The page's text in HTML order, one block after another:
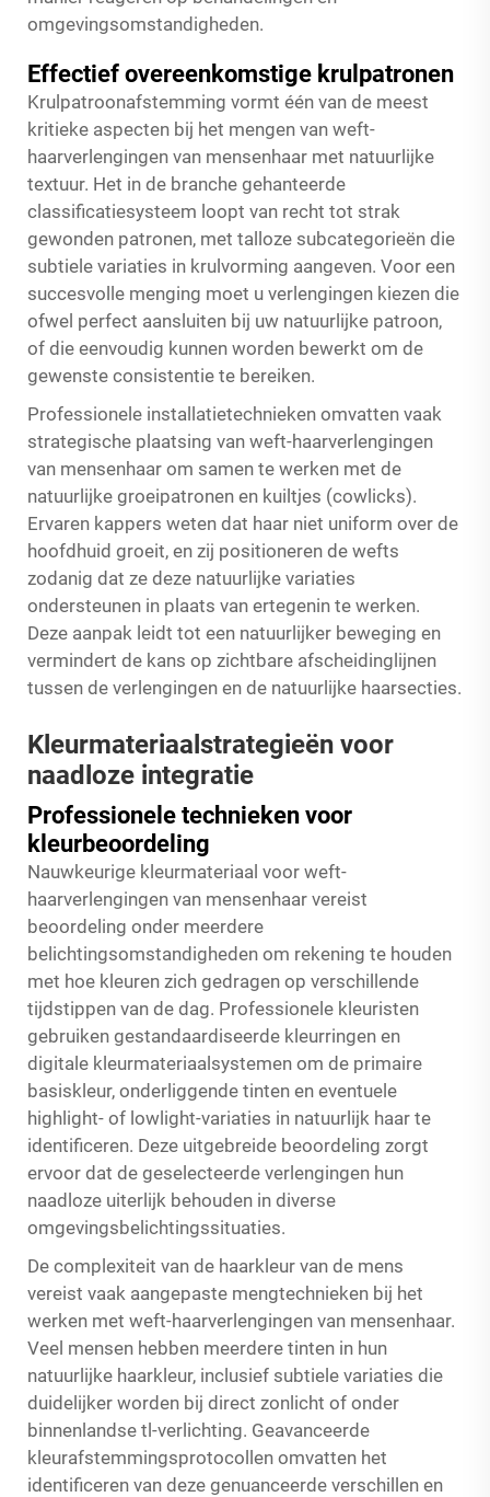
omgevingsomstandigheden.
Effectief overeenkomstige krulpatronen
Krulpatroonafstemming vormt één van de meest
kritieke aspecten bij het mengen van weft-
haarverlengingen van mensenhaar met natuurlijke
textuur. Het in de branche gehanteerde
classificatiesysteem loopt van recht tot strak
gewonden patronen, met talloze subcategorieën die
subtiele variaties in krulvorming aangeven. Voor een
succesvolle menging moet u verlengingen kiezen die
ofwel perfect aansluiten bij uw natuurlijke patroon,
of die eenvoudig kunnen worden bewerkt om de
gewenste consistentie te bereiken.
Professionele installatietechnieken omvatten vaak
strategische plaatsing van weft-haarverlengingen
van mensenhaar om samen te werken met de
natuurlijke groeipatronen en kuiltjes (cowlicks).
Ervaren kappers weten dat haar niet uniform over de
hoofdhuid groeit, en zij positioneren de wefts
zodanig dat ze deze natuurlijke variaties
ondersteunen in plaats van ertegenin te werken.
Deze aanpak leidt tot een natuurlijker beweging en
vermindert de kans op zichtbare afscheidinglijnen
tussen de verlengingen en de natuurlijke haarsecties.
Kleurmateriaalstrategieën voor
naadloze integratie
Professionele technieken voor
kleurbeoordeling
Nauwkeurige kleurmateriaal voor weft-
haarverlengingen van mensenhaar vereist
beoordeling onder meerdere
belichtingsomstandigheden om rekening te houden
met hoe kleuren zich gedragen op verschillende
tijdstippen van de dag. Professionele kleuristen
gebruiken gestandaardiseerde kleurringen en
digitale kleurmateriaalsystemen om de primaire
basiskleur, onderliggende tinten en eventuele
highlight- of lowlight-variaties in natuurlijk haar te
identificeren. Deze uitgebreide beoordeling zorgt
ervoor dat de geselecteerde verlengingen hun
naadloze uiterlijk behouden in diverse
omgevingsbelichtingssituaties.
De complexiteit van de haarkleur van de mens
vereist vaak aangepaste mengtechnieken bij het
werken met weft-haarverlengingen van mensenhaar.
Veel mensen hebben meerdere tinten in hun
natuurlijke haarkleur, inclusief subtiele variaties die
duidelijker worden bij direct zonlicht of onder
binnenlandse tl-verlichting. Geavanceerde
kleurafstemmingsprotocollen omvatten het
identificeren van deze genuanceerde verschillen en